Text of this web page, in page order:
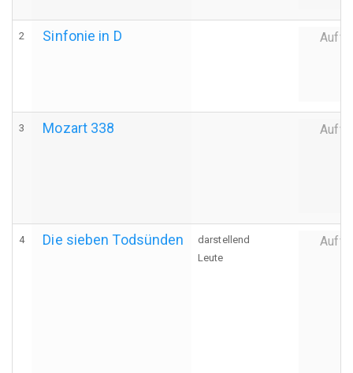
2 Sinfonie in D
3 Mozart 338
4 Die sieben Todsünden
darstellend
Leute